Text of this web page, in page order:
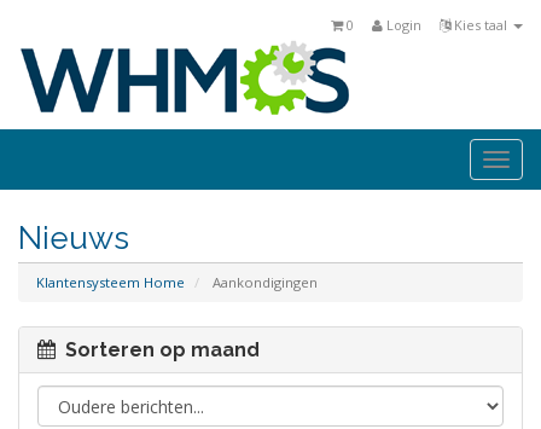
Kies taal
Login
0
Nieuws
Klantensysteem Home Aankondigingen
Sorteren op maand